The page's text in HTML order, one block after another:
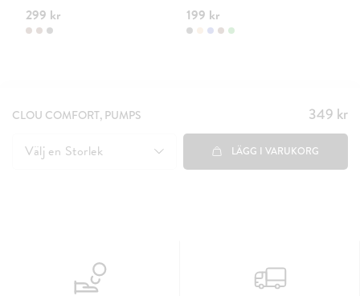
299 kr 199 kr
CLOU COMFORT, PUMPS Pris:
349 kr
349 kr
Välj en Storlek LÄGG I VARUKORG